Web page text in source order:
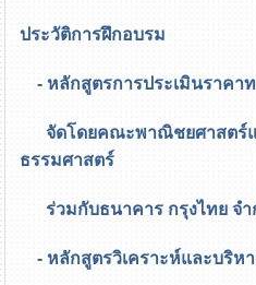
ประวัติการฝึกอบรม
- หลักสูตรการประเมินราคา
จัดโดยคณะพาณิชยศาสตร์แ
ธรรมศาสตร์
ร่วมกับธนาคาร กรุงไทย จำ
- หลักสูตรวิเคราะห์และบริห